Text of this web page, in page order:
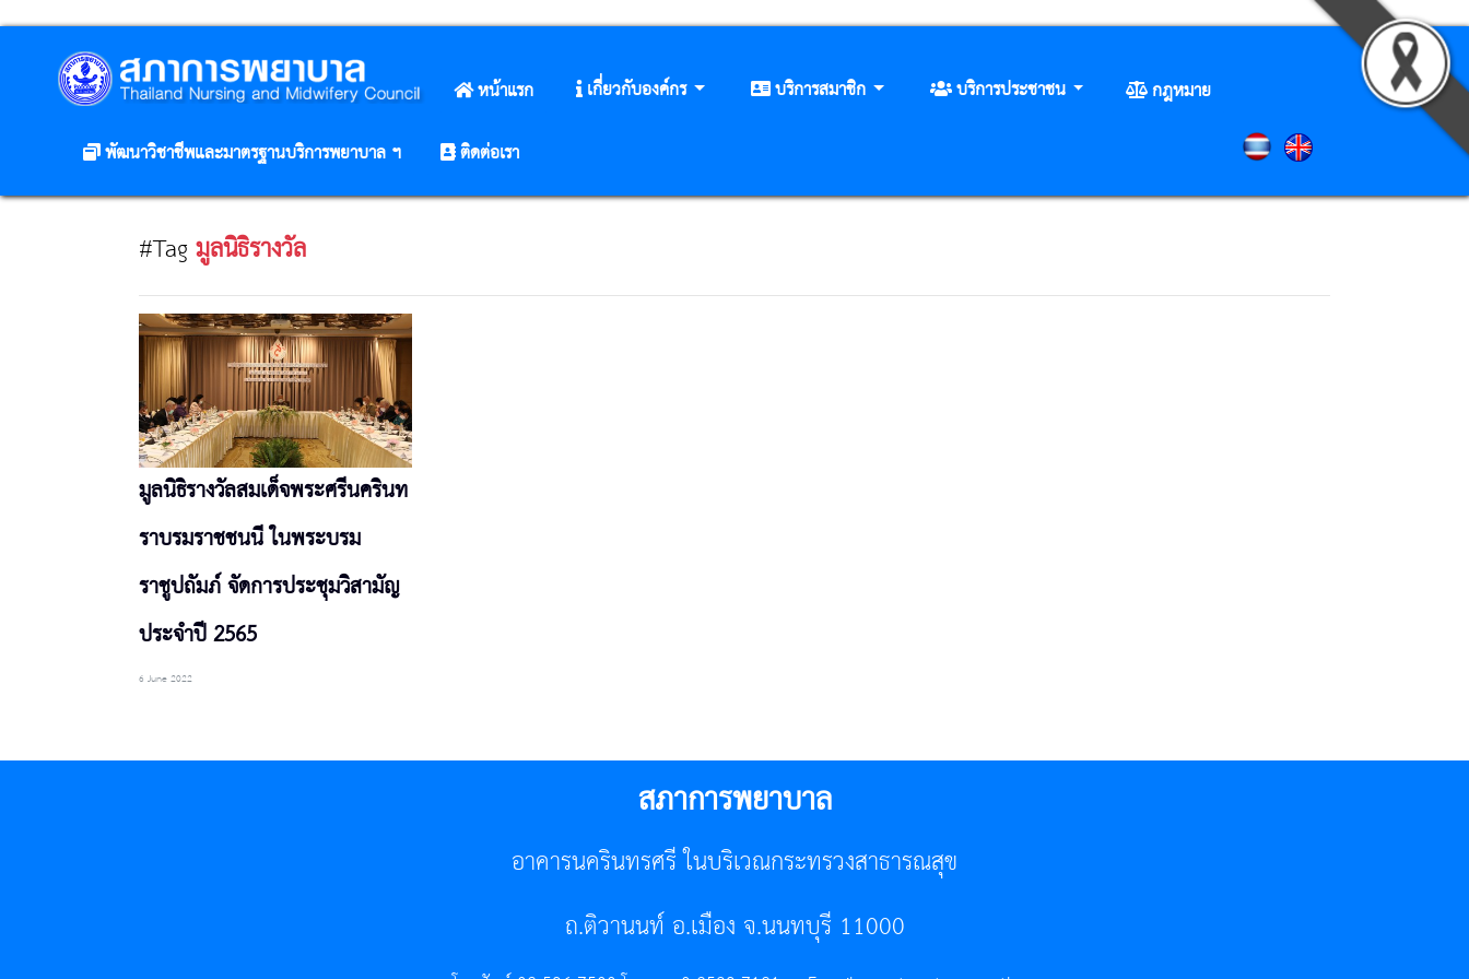
หน้าแรก เกี่ยวกับองค์กร บริการสมาชิก บริการประชาชน
กฎหมาย
พัฒนาวิชาชีพและมาตรฐานบริการพยาบาล ฯ
ติดต่อเรา
#Tagมูลนิธิรางวัล
มูลนิธิรางวัลสมเด็จพระศรีนครินท
ราบรมราชชนนี ในพระบรม
ราชูปถัมภ์ จัดการประชุมวิสามัญ
ประจำปี 2565
6 June 2022
สภาการพยาบาล
อาคารนครินทรศรี ในบริเวณกระทรวงสาธารณสุข
ถ.ติวานนท์ อ.เมือง จ.นนทบุรี 11000